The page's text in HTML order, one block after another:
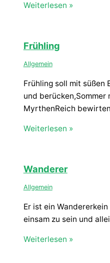
Weiterlesen »
Frühling
Allgemein
Frühling soll mit süßen
und berücken,Sommer
MyrthenReich
Weiterlesen »
Wanderer
Allgemein
Er ist ein
einsam zu sein und
Weiterlesen »